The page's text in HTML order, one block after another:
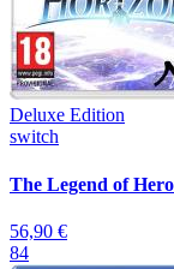
Deluxe Edition
switch
The Legend of
56,90 €
84